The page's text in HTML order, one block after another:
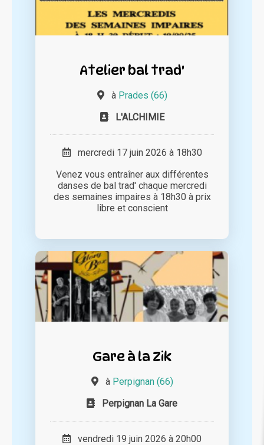
Atelier bal trad'
à Prades (66)
L'ALCHIMIE
mercredi 17 juin 2026 à 18h30
Venez vous entraîner aux différentes
danses de bal trad' chaque mercredi
des semaines impaires à 18h30 à prix
libre et conscient
Gare à la Zik
à Perpignan (66)
Perpignan La Gare
vendredi 19 juin 2026 à 20h00